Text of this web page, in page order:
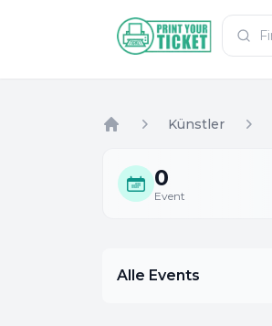
Zum HauptinhaltPrintYourTicket
Künstler
0
Event
Alle Events